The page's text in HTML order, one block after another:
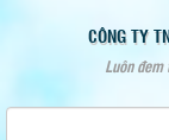
CÔNG TY
Luôn